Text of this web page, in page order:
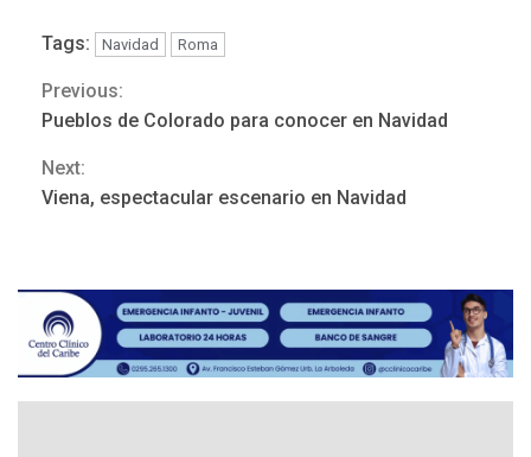
Tags: Navidad Roma
Continue
Reading
Previous:
Pueblos de Colorado para conocer en Navidad
Next:
Viena, espectacular escenario en Navidad
3
Hutíes de Yemen dicen que
sauditas
4
Instituciones estadales se
suman al Plan Agosto de
Escuelas Abiertas 2026